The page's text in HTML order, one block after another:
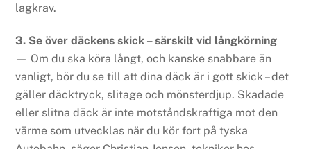
lagkrav.
3. Se över däckens skick – särskilt vid långkörning
— Om du ska köra långt, och kanske snabbare än
vanligt, bör du se till att dina däck är i gott skick – det
gäller däcktryck, slitage och mönsterdjup. Skadade
eller slitna däck är inte motståndskraftiga mot den
värme som utvecklas när du kör fort på tyska